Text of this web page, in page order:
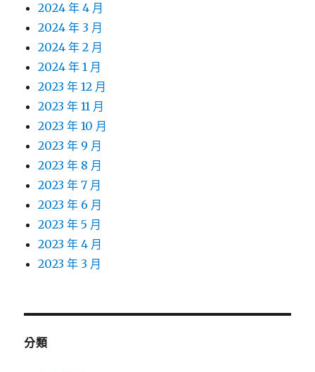
2024 年 4 月
2024 年 3 月
2024 年 2 月
2024 年 1 月
2023 年 12 月
2023 年 11 月
2023 年 10 月
2023 年 9 月
2023 年 8 月
2023 年 7 月
2023 年 6 月
2023 年 5 月
2023 年 4 月
2023 年 3 月
分類